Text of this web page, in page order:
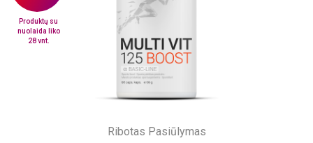
Produktų su
nuolaida liko
28 vnt.
Ribotas Pasiūlymas